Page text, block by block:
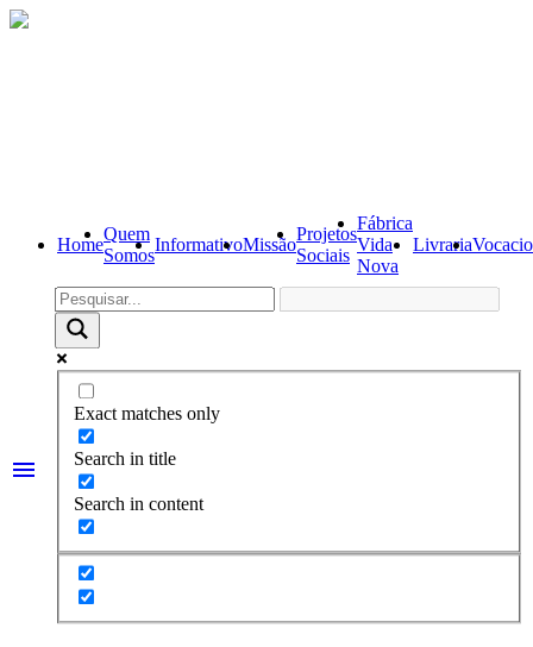
Home
Quem
Somos
InformativoMissão
Projetos
Sociais
Fábrica
Vida
Nova
Livraria
menu
Exact matches only
Search in title
Search in content